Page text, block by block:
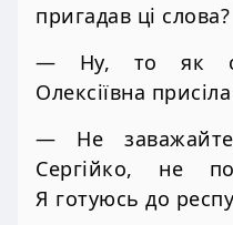
пригадав ці слова?
— Ну, то як
Олексіївна
— Не
Сергійко, не
Я готуюсь до